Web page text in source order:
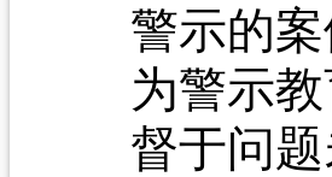
警示的
为警示
督于问